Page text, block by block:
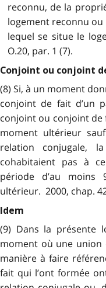
reconnu, de la
logement reconnu
lequel se situe le
O.20, par. 1 (7).
Conjoint ou conjoint
(8) Si, à un moment
conjoint de fait d’un
conjoint ou conjoint de
moment ultérieur
relation conjugale,
cohabitaient pas à
période d’au
ultérieur. 2000, chap.
Idem
(9) Dans la présente
moment où une union
manière à faire
fait qui l’ont formée